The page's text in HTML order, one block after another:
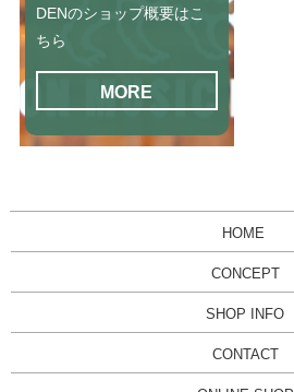
DENのショップ概要はこ
ちら
MORE
HOME
CONCEPT
SHOP INFO
CONTACT